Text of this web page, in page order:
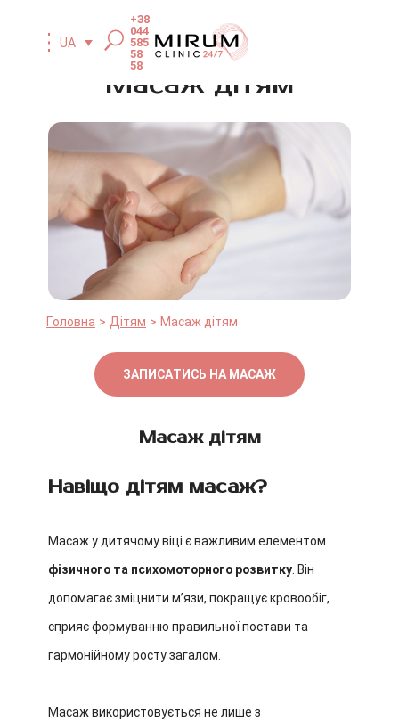
UA
+38
044
585
58
58
Масаж дітям
Головна Дітям Масаж дітям
ЗАПИСАТИСЬ НА МАСАЖ
Масаж дітям
Навіщо дітям масаж?
Масаж у дитячому віці є важливим елементом
фізичного та психомоторного розвитку . Він
допомагає зміцнити м’язи, покращує кровообіг,
сприяє формуванню правильної постави та
гармонійному росту загалом.
Масаж використовується не лише з